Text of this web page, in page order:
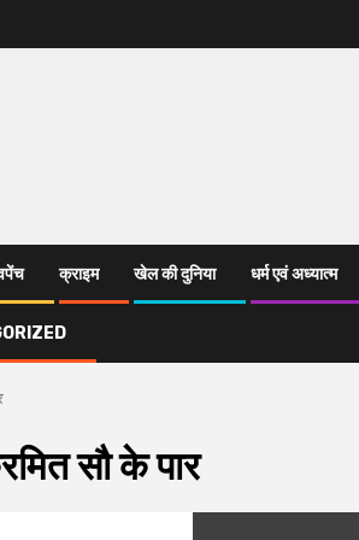
क्राइम खेल की दुनिया धर्म एवं अध्यात्म
सौ के पार